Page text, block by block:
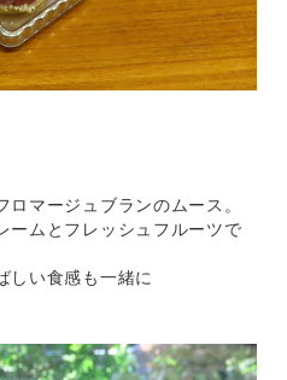
マージュブランのムース。
ームとフレッシュフルーツで
しい食感も一緒に